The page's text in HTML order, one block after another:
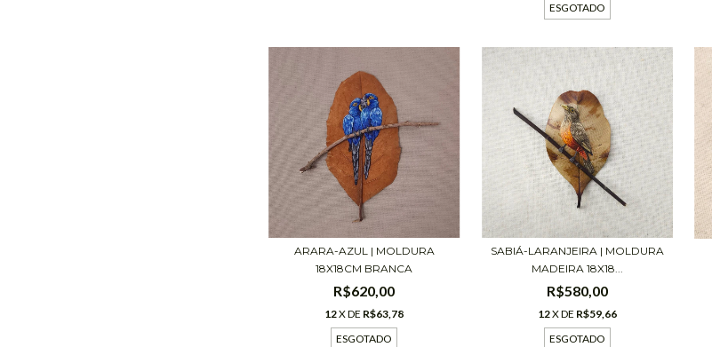
ESGOTADO
ARARA-AZUL | MOLDURA
18X18CM BRANCA
R$620,00
12X DE R$63,78
ESGOTADO
SABIÁ-LARANJEIRA | MOLDURA
MADEIRA 18X18...
R$580,00
12X DE R$59,66
ESGOTADO